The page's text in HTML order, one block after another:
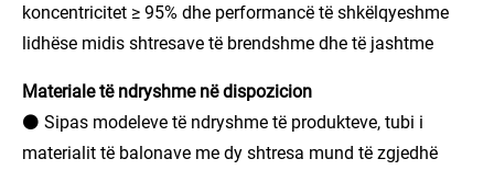
koncentricitet ≥ 95% dhe performancë të shkëlqyeshme
lidhëse midis shtresave të brendshme dhe të jashtme
Materiale të ndryshme në dispozicion
⚫ Sipas modeleve të ndryshme të produkteve, tubi i
materialit të balonave me dy shtresa mund të zgjedhë